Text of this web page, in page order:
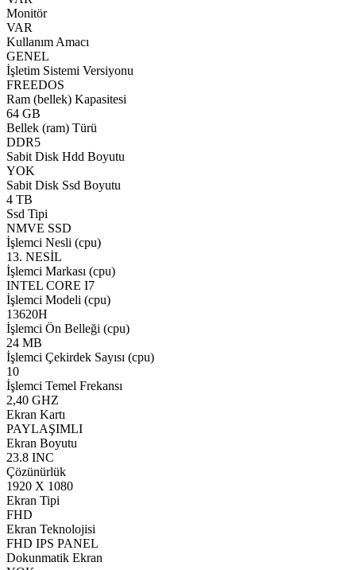
Monitör
VAR
Kullanım Amacı
GENEL
İşletim Sistemi Versiyonu
FREEDOS
Ram (bellek) Kapasitesi
64 GB
Bellek (ram) Türü
DDR5
Sabit Disk Hdd Boyutu
YOK
Sabit Disk Ssd Boyutu
4 TB
Ssd Tipi
NMVE SSD
İşlemci Nesli (cpu)
13. NESİL
İşlemci Markası (cpu)
INTEL CORE I7
İşlemci Modeli (cpu)
13620H
İşlemci Ön Belleği (cpu)
24 MB
İşlemci Çekirdek Sayısı (cpu)
10
İşlemci Temel Frekansı
2,40 GHZ
Ekran Kartı
PAYLAŞIMLI
Ekran Boyutu
23.8 INC
Çözünürlük
1920 X 1080
Ekran Tipi
FHD
Ekran Teknolojisi
FHD IPS PANEL
Dokunmatik Ekran